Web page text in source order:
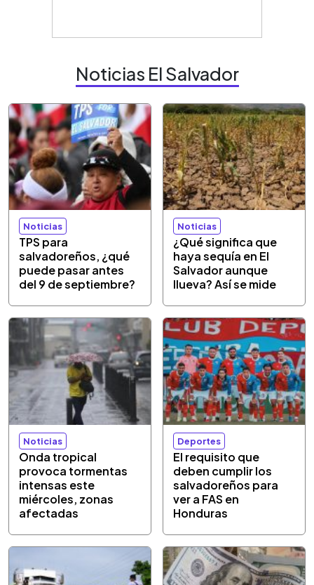
Noticias El Salvador
Noticias
TPS para
salvadoreños, ¿qué
puede pasar antes
del 9 de septiembre?
Noticias
¿Qué significa que
haya sequía en El
Salvador aunque
llueva? Así se mide
Noticias
Onda tropical
provoca tormentas
intensas este
miércoles, zonas
afectadas
Deportes
El requisito que
deben cumplir los
salvadoreños para
ver a FAS en
Honduras